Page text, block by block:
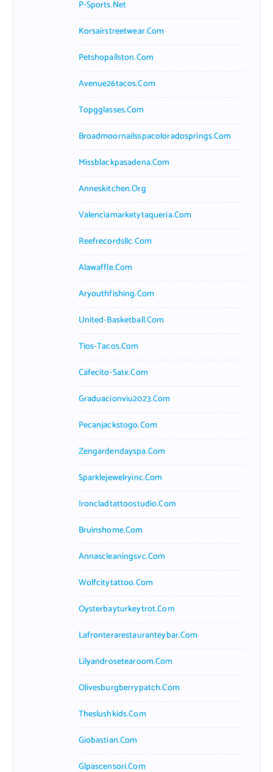
P-Sports.net
Korsairstreetwear.com
Petshopallston.com
Avenue26tacos.com
Topgglasses.com
Broadmoornailsspacoloradosprings.com
Missblackpasadena.com
Anneskitchen.org
Valenciamarketytaqueria.com
Reefrecordsllc.com
Alawaffle.com
Aryouthfishing.com
United-Basketball.com
Tios-Tacos.com
Cafecito-Satx.com
Graduacionviu2023.com
Pecanjackstogo.com
Zengardendayspa.com
Sparklejewelryinc.com
Ironcladtattoostudio.com
Bruinshome.com
Annascleaningsvc.com
Wolfcitytattoo.com
Oysterbayturkeytrot.com
Lafronterarestauranteybar.com
Lilyandrosetearoom.com
Olivesburgberrypatch.com
Theslushkids.com
Giobastian.com
Glpascensori.com